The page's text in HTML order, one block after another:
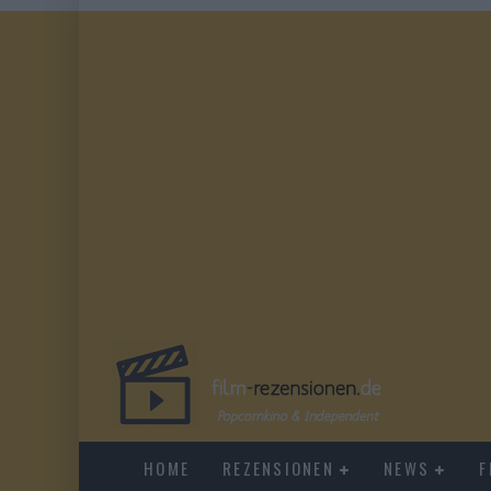
HOME REZENSIONEN NEWS